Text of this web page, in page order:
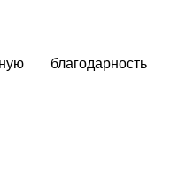
благодарность